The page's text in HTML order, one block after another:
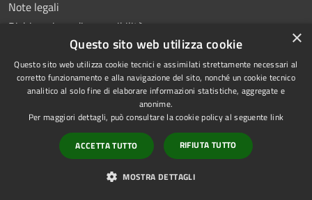
Note legali
Dichiarazione di accessibilità
RSS
Accessibilità
Copyright © 2026 • Comune di
Montoro • Powered by
Municipium•Accesso
redazione
×
Questo sito web utilizza cookie
Questo sito web utilizza cookie tecnici e assimilati strettamente necessari al
corretto funzionamento e alla navigazione del sito, nonché un cookie tecnico
analitico al solo fine di elaborare informazioni statistiche, aggregate e
anonime.
Per maggiori dettagli, può consultare la cookie policy al seguente link
ACCETTA TUTTO RIFIUTA TUTTO
MOSTRA DETTAGLI